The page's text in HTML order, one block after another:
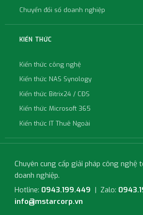
Chuyển đổi số doanh nghiệp
KIẾN THỨC
Kiến thức công nghệ
Kiến thức NAS Synology
Kiến thức Bitrix24 / CĐS
Kiến thức Microsoft 365
Kiến thức IT Thuê Ngoài
Chuyên cung cấp giải pháp công nghệ
doanh nghiệp.
Hotline: 0943.199.449 | Zalo:
info@mstarcorp.vn